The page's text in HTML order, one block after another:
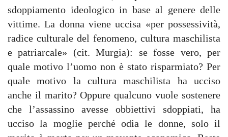
sdoppiamento ideologico in base al genere delle
vittime. La donna viene uccisa «per possessività,
radice culturale del fenomeno, cultura maschilista
e patriarcale» (cit. Murgia): se fosse vero, per
quale motivo l’uomo non è stato risparmiato? Per
quale motivo la cultura maschilista ha ucciso
anche il marito? Oppure qualcuno vuole sostenere
che l’assassino avesse obbiettivi sdoppiati, ha
ucciso la moglie perché odia le donne, solo il